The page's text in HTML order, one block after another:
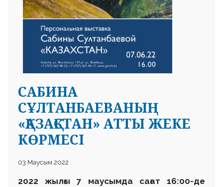
САБИНА
СҰЛТАНБАЕВАНЫҢ
«ҚАЗАҚСТАН» АТТЫ ЖЕКЕ
КӨРМЕСІ
03 Маусым 2022
2022 жылғы 7 маусымда сағат 16:00-де